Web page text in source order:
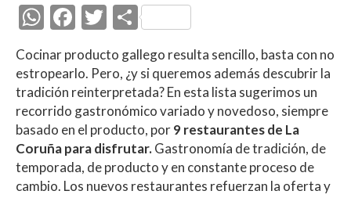
W
at
s
A
p
p
F
ac
e
b
o
o
k
T
w
itt
er
C
o
m
p
ar
ti
r
Cocinar producto gallego resulta sencillo, basta con no
estropearlo. Pero, ¿y si queremos además descubrir la
tradición reinterpretada? En esta lista sugerimos un
recorrido gastronómico variado y novedoso, siempre
basado en el producto, por9 restaurantes de La
Coruña para disfrutar.Gastronomía de tradición, de
temporada, de producto y en constante proceso de
cambio. Los nuevos restaurantes refuerzan la oferta y